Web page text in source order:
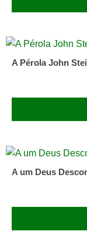
A Pérola John
A um Deus